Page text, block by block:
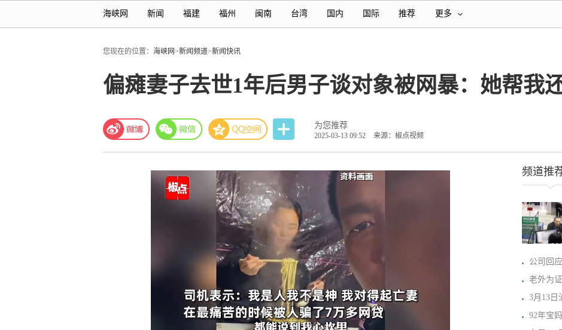
海峡网 新闻 福建 福州 闽南 台湾 国内 国际 推荐 更多
您现在的位置： 海峡网>新闻频道>新闻快讯
偏瘫妻子去世1年后男子谈对象被网暴：她帮我
为您推荐
2025-03-13 09:52 来源：椒点视频
频道推
公司回
老外为
3月13日
92年宝